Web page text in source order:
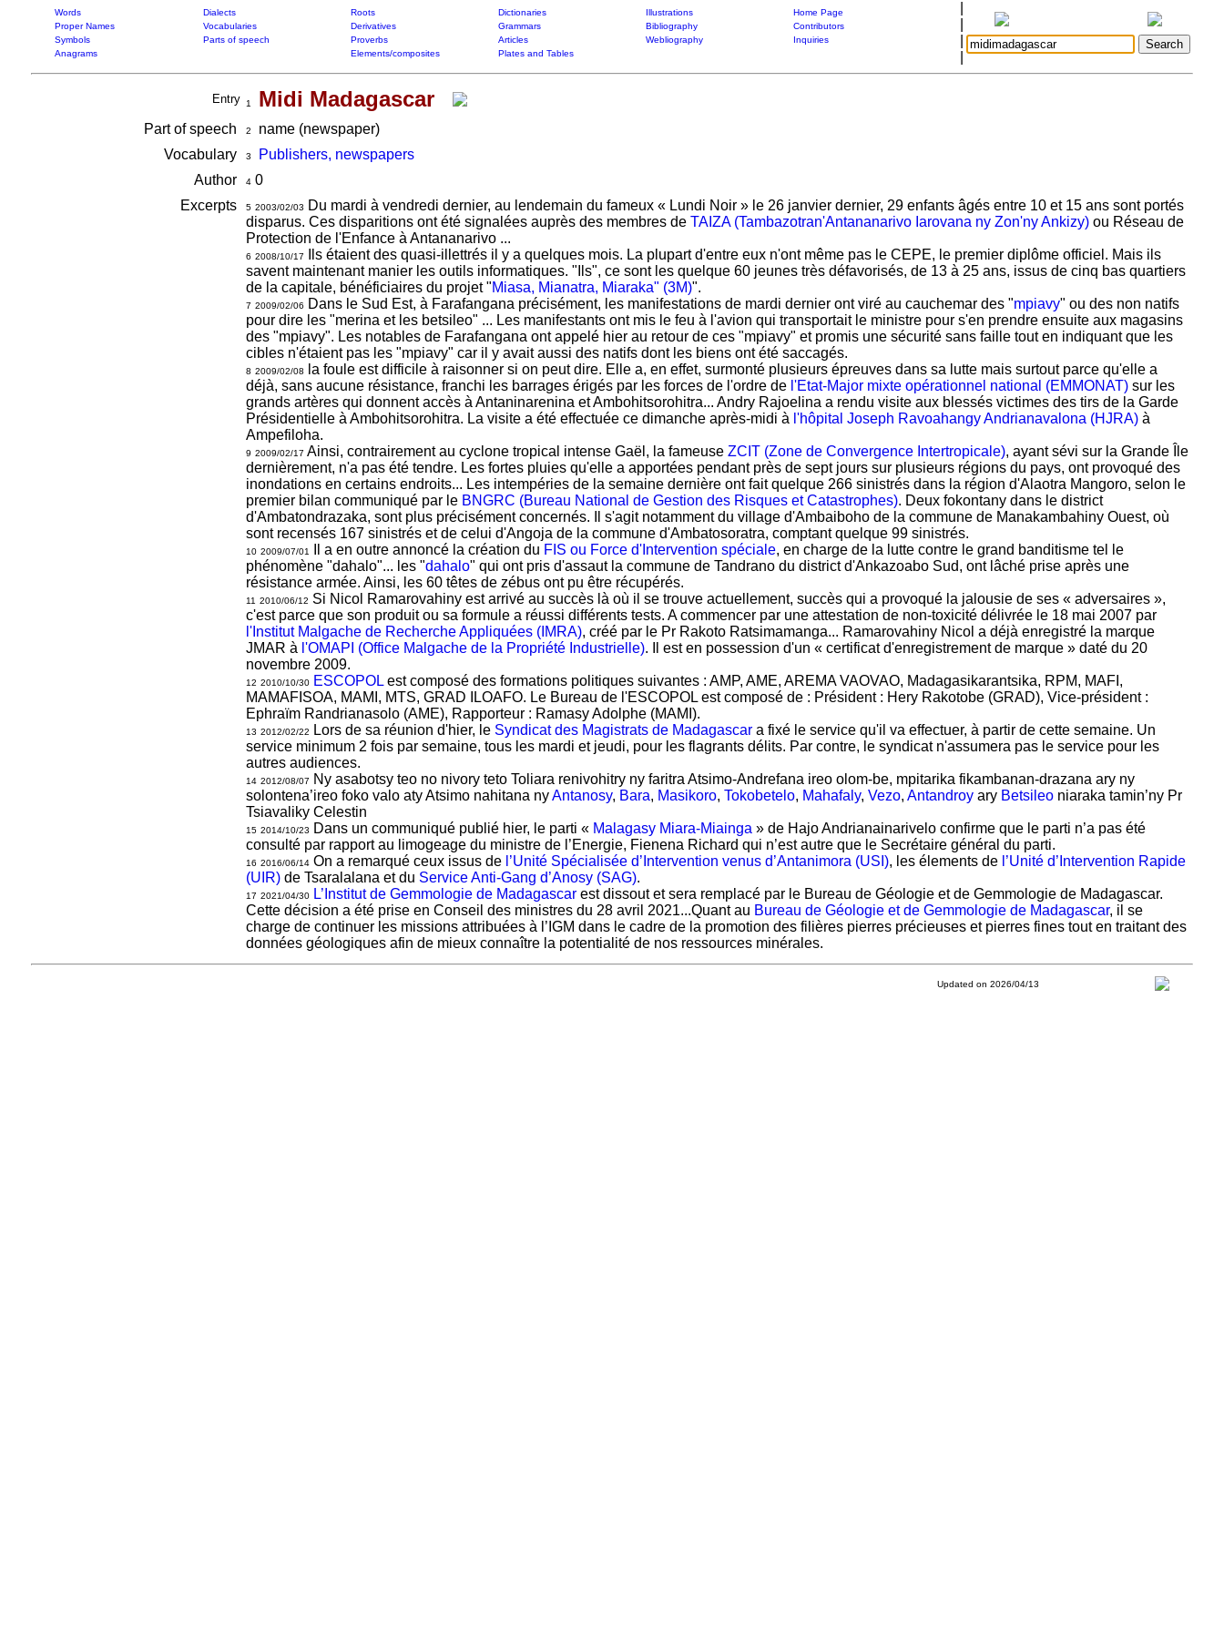
Words Dialects Roots Dictionaries Illustrations
Home Page
Proper Names
Vocabularies Derivatives Grammars Bibliography
Contributors
Symbols
Parts of speech Proverbs Articles Webliography
Inquiries
Anagrams
Elements/composites Plates and Tables
Entry 1 Midi Madagascar
Part of speech 2
name (newspaper)
Vocabulary
3
Publishers, newspapers
Author
40
Excerpts
5 2003/02/03
Du mardi à vendredi dernier, au lendemain du fameux « Lundi Noir » le 26 janvier dernier, 29 enfants âgés entre 10 et 15 ans sont portés
disparus. Ces disparitions ont été signalées auprès des membres de TAIZA (Tambazotran'Antananarivo Iarovana ny Zon'ny Ankizy)ou Réseau de
Protection de l'Enfance à Antananarivo ...
6 2008/10/17
Ils étaient des quasi-illettrés il y a quelques mois. La plupart d'entre eux n'ont même pas le CEPE, le premier diplôme officiel. Mais ils
savent maintenant manier les outils informatiques. "Ils", ce sont les quelque 60 jeunes très défavorisés, de 13 à 25 ans, issus de cinq bas quartiers
de la capitale, bénéficiaires du projet "Miasa, Mianatra, Miaraka" (3M)".
7 2009/02/06 Dans le Sud Est, à Farafangana précisément, les manifestations de mardi dernier ont viré au cauchemar des "mpiavy" ou des non natifs
pour dire les "merina et les betsileo" ... Les manifestants ont mis le feu à l'avion qui transportait le ministre pour s'en prendre ensuite aux magasins
des "mpiavy". Les notables de Farafangana ont appelé hier au retour de ces "mpiavy" et promis une sécurité sans faille tout en indiquant que les
cibles n'étaient pas les "mpiavy" car il y avait aussi des natifs dont les biens ont été saccagés.
8 2009/02/08
la foule est difficile à raisonner si on peut dire. Elle a, en effet, surmonté plusieurs épreuves dans sa lutte mais surtout parce qu'elle a
déjà, sans aucune résistance, franchi les barrages érigés par les forces de l'ordre de l'Etat-Major mixte opérationnel national (EMMONAT)sur les
grands artères qui donnent accès à Antaninarenina et Ambohitsorohitra... Andry Rajoelina a rendu visite aux blessés victimes des tirs de la Garde
Présidentielle à Ambohitsorohitra. La visite a été effectuée ce dimanche après-midi à l'hôpital Joseph Ravoahangy Andrianavalona (HJRA)à
Ampefiloha.
9 2009/02/17 Ainsi, contrairement au cyclone tropical intense Gaël, la fameuse ZCIT (Zone de Convergence Intertropicale), ayant sévi sur la Grande Île
dernièrement, n'a pas été tendre. Les fortes pluies qu'elle a apportées pendant près de sept jours sur plusieurs régions du pays, ont provoqué des
inondations en certains endroits... Les intempéries de la semaine dernière ont fait quelque 266 sinistrés dans la région d'Alaotra Mangoro, selon le
premier bilan communiqué par le BNGRC (Bureau National de Gestion des Risques et Catastrophes). Deux fokontany dans le district
d'Ambatondrazaka, sont plus précisément concernés. Il s'agit notamment du village d'Ambaiboho de la commune de Manakambahiny Ouest, où
sont recensés 167 sinistrés et de celui d'Angoja de la commune d'Ambatosoratra, comptant quelque 99 sinistrés.
10 2009/07/01 Il a en outre annoncé la création du FIS ou Force d'Intervention spéciale, en charge de la lutte contre le grand banditisme tel le
phénomène "dahalo"... les "dahalo" qui ont pris d'assaut la commune de Tandrano du district d'Ankazoabo Sud, ont lâché prise après une
résistance armée. Ainsi, les 60 têtes de zébus ont pu être récupérés.
11 2010/06/12 Si Nicol Ramarovahiny est arrivé au succès là où il se trouve actuellement, succès qui a provoqué la jalousie de ses « adversaires »,
c'est parce que son produit ou sa formule a réussi différents tests. A commencer par une attestation de non-toxicité délivrée le 18 mai 2007 par
l'Institut Malgache de Recherche Appliquées (IMRA), créé par le Pr Rakoto Ratsimamanga... Ramarovahiny Nicol a déjà enregistré la marque
JMAR à l'OMAPI (Office Malgache de la Propriété Industrielle). Il est en possession d'un « certificat d'enregistrement de marque » daté du 20
novembre 2009.
12 2010/10/30 ESCOPOLest composé des formations politiques suivantes : AMP, AME, AREMA VAOVAO, Madagasikarantsika, RPM, MAFI,
MAMAFISOA, MAMI, MTS, GRAD ILOAFO. Le Bureau de l'ESCOPOL est composé de : Président : Hery Rakotobe (GRAD), Vice-président :
Ephraïm Randrianasolo (AME), Rapporteur : Ramasy Adolphe (MAMI).
13 2012/02/22 Lors de sa réunion d'hier, le Syndicat des Magistrats de Madagascara fixé le service qu'il va effectuer, à partir de cette semaine. Un
service minimum 2 fois par semaine, tous les mardi et jeudi, pour les flagrants délits. Par contre, le syndicat n'assumera pas le service pour les
autres audiences.
14 2012/08/07
Ny asabotsy teo no nivory teto Toliara renivohitry ny faritra Atsimo-Andrefana ireo olom-be, mpitarika fikambanan-drazana ary ny
solontena’ireo foko valo aty Atsimo nahitana nyAntanosy, Bara, Masikoro, Tokobetelo, Mahafaly, Vezo, Antandroyary Betsileoniaraka tamin’ny Pr
Tsiavaliky Celestin
15 2014/10/23 Dans un communiqué publié hier, le parti « Malagasy Miara-Miainga » de Hajo Andrianainarivelo confirme que le parti n’a pas été
consulté par rapport au limogeage du ministre de l’Energie, Fienena Richard qui n’est autre que le Secrétaire général du parti.
16 2016/06/14On a remarqué ceux issus de l’Unité Spécialisée d’Intervention venus d’Antanimora (USI), les élements de l’Unité d’Intervention Rapide
(UIR)de Tsaralalana et du Service Anti-Gang d’Anosy (SAG).
17 2021/04/30 L’Institut de Gemmologie de Madagascarest dissout et sera remplacé par le Bureau de Géologie et de Gemmologie de Madagascar.
Cette décision a été prise en Conseil des ministres du 28 avril 2021...Quant au Bureau de Géologie et de Gemmologie de Madagascar, il se
charge de continuer les missions attribuées à l’IGM dans le cadre de la promotion des filières pierres précieuses et pierres fines tout en traitant des
données géologiques afin de mieux connaître la potentialité de nos ressources minérales.
Updated on 2026/04/13